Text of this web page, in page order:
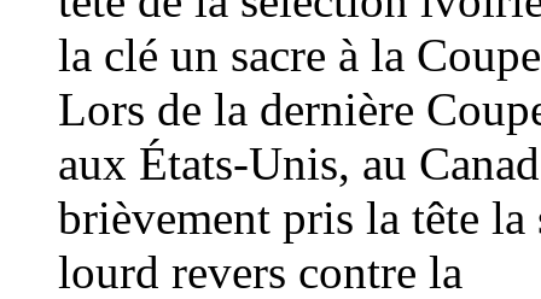
la clé un sacre à la
Lors de la dernière
aux États-Unis, au
brièvement pris la tête
lourd revers contre la